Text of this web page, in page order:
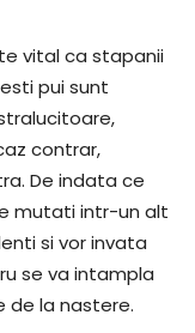
vital ca stapanii
pui sunt
contrar,
De indata ce
mutati intr-un alt
si vor invata
se va intampla
de la nastere.